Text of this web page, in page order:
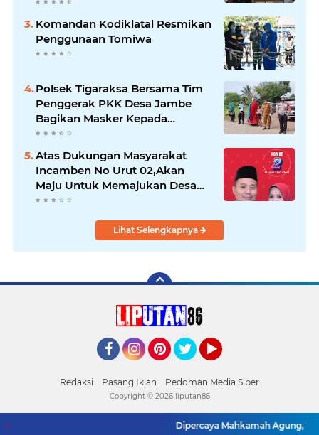
Komandan Kodiklatal Resmikan
Penggunaan Tomiwa
Polsek Tigaraksa Bersama Tim
Penggerak PKK Desa Jambe
Bagikan Masker Kepada
Pengguna Jalan
Atas Dukungan Masyarakat
Incamben No Urut 02,Akan
Maju Untuk Memajukan Desa
Tegal Kunir Kidul
Lihat Selengkapnya
Redaksi Pasang Iklan Pedoman Media Siber
Dipercaya Mahkamah Agung,
Copyright © 2026 liputan86